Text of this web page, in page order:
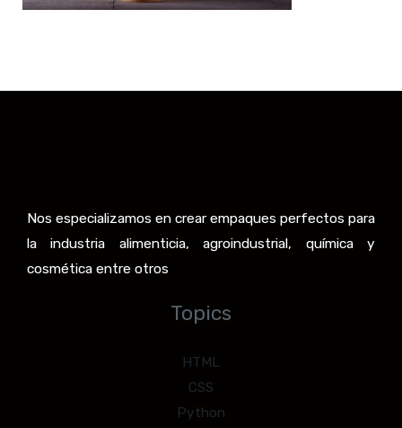
Nos especializamos en crear empaques perfectos para
la industria alimenticia, agroindustrial, química y
cosmética entre otros
Topics
HTML
CSS
Python